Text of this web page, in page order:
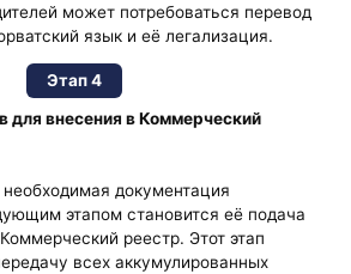
может потребоваться перевод
язык и её легализация.
Этап 4
для внесения в Коммерческий
документация
этапом становится её подача
реестр. Этот этап
всех аккумулированных